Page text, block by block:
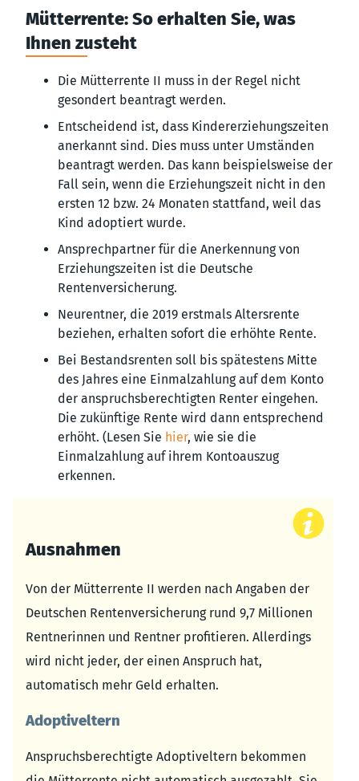
Mütterrente: So erhalten Sie, was
Ihnen zusteht
Die Mütterrente II muss in der Regel nicht
gesondert beantragt werden.
Entscheidend ist, dass Kindererziehungszeiten
anerkannt sind. Dies muss unter Umständen
beantragt werden. Das kann beispielsweise der
Fall sein, wenn die Erziehungszeit nicht in den
ersten 12 bzw. 24 Monaten stattfand, weil das
Kind adoptiert wurde.
Ansprechpartner für die Anerkennung von
Erziehungszeiten ist die Deutsche
Rentenversicherung.
Neurentner, die 2019 erstmals Altersrente
beziehen, erhalten sofort die erhöhte Rente.
Bei Bestandsrenten soll bis spätestens Mitte
des Jahres eine Einmalzahlung auf dem Konto
der anspruchsberechtigten Renter eingehen.
Die zukünftige Rente wird dann entsprechend
erhöht. (Lesen Sie hier, wie sie die
Einmalzahlung auf ihrem Kontoauszug
erkennen.
Ausnahmen
Von der Mütterrente II werden nach Angaben der
Deutschen Rentenversicherung rund 9,7 Millionen
Rentnerinnen und Rentner profitieren. Allerdings
wird nicht jeder, der einen Anspruch hat,
automatisch mehr Geld erhalten.
Adoptiveltern
Anspruchsberechtigte Adoptiveltern bekommen